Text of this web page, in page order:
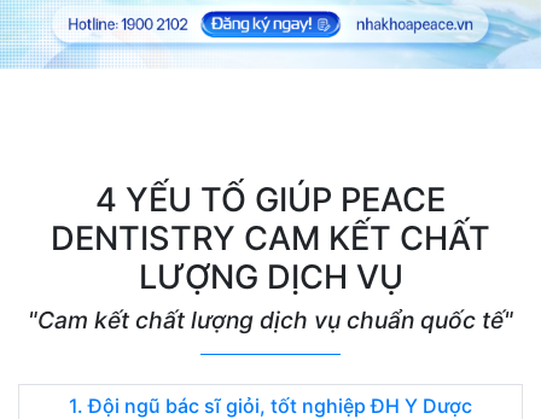
4 YẾU TỐ GIÚP PEACE
DENTISTRY CAM KẾT CHẤT
LƯỢNG DỊCH VỤ
"Cam kết chất lượng dịch vụ chuẩn quốc tế"
1. Đội ngũ bác sĩ giỏi, tốt nghiệp ĐH Y Dược